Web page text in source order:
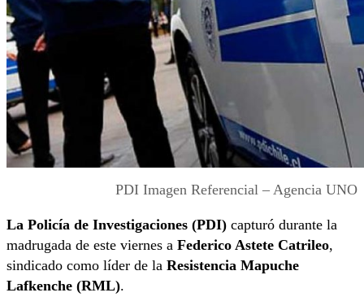
PDI Imagen Referencial – Agencia UNO
La Policía de Investigaciones (PDI) capturó durante la
madrugada de este viernes a Federico Astete Catrileo,
sindicado como líder de la Resistencia Mapuche
Lafkenche (RML).